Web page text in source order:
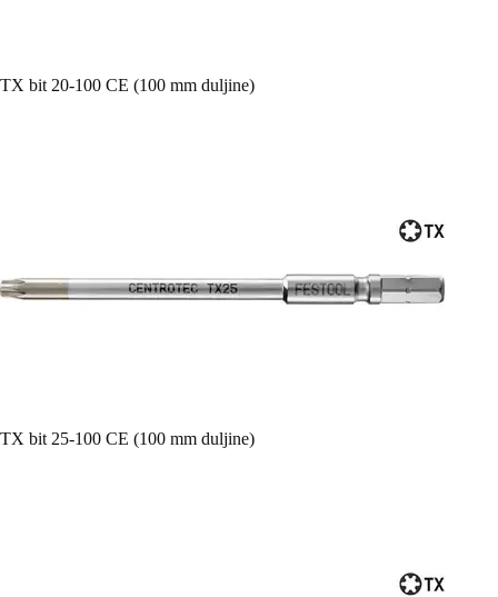
TX bit 20-100 CE (100 mm duljine)
TX bit 25-100 CE (100 mm duljine)